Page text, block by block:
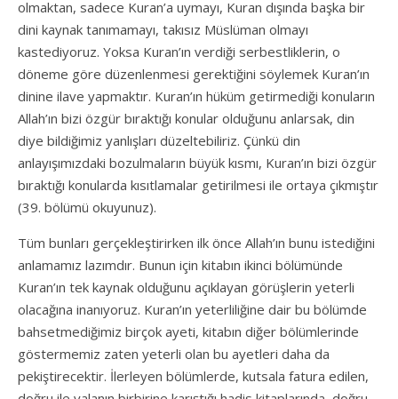
olmaktan, sadece Kuran’a uymayı, Kuran dışında başka bir
dini kaynak tanımamayı, takısız Müslüman olmayı
kastediyoruz. Yoksa Kuran’ın verdiği serbestliklerin, o
döneme göre düzenlenmesi gerektiğini söylemek Kuran’ın
dinine ilave yapmaktır. Kuran’ın hüküm getirmediği konuların
Allah’ın bizi özgür bıraktığı konular olduğunu anlarsak, din
diye bildiğimiz yanlışları düzeltebiliriz. Çünkü din
anlayışımızdaki bozulmaların büyük kısmı, Kuran’ın bizi özgür
bıraktığı konularda kısıtlamalar getirilmesi ile ortaya çıkmıştır
(39. bölümü okuyunuz).
Tüm bunları gerçekleştirirken ilk önce Allah’ın bunu istediğini
anlamamız lazımdır. Bunun için kitabın ikinci bölümünde
Kuran’ın tek kaynak olduğunu açıklayan görüşlerin yeterli
olacağına inanıyoruz. Kuran’ın yeterliliğine dair bu bölümde
bahsetmediğimiz birçok ayeti, kitabın diğer bölümlerinde
göstermemiz zaten yeterli olan bu ayetleri daha da
pekiştirecektir. İlerleyen bölümlerde, kutsala fatura edilen,